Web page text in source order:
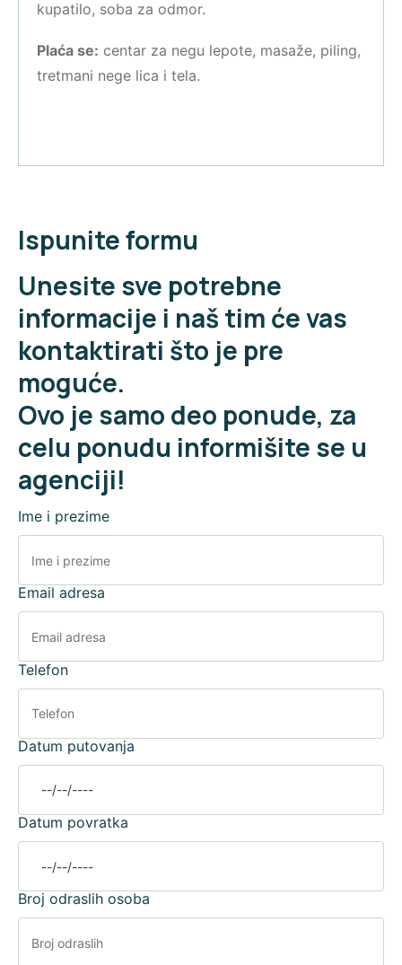
kupatilo, soba za odmor.
Plaća se: centar za negu lepote, masaže, piling,
tretmani nege lica i tela.
Ispunite formu
Unesite sve potrebne
informacije i naš tim će vas
kontaktirati što je pre
moguće.
Ovo je samo deo ponude, za
celu ponudu informišite se u
agenciji!
Ime i prezime
Email adresa
Telefon
Datum putovanja
Datum povratka
Broj odraslih osoba